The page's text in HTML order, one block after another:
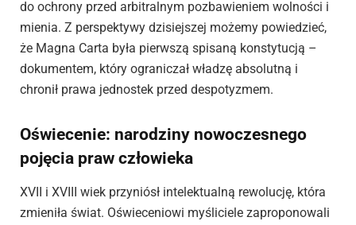
do ochrony przed arbitralnym pozbawieniem wolności i
mienia. Z perspektywy dzisiejszej możemy powiedzieć,
że Magna Carta była pierwszą spisaną konstytucją –
dokumentem, który ograniczał władzę absolutną i
chronił prawa jednostek przed despotyzmem.
Oświecenie: narodziny nowoczesnego
pojęcia praw człowieka
XVII i XVIII wiek przyniósł intelektualną rewolucję, która
zmieniła świat. Oświeceniowi myśliciele zaproponowali